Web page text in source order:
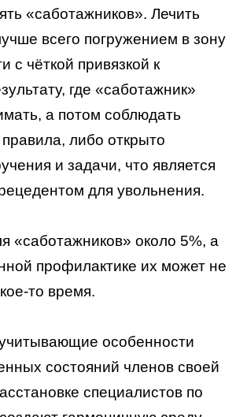
«саботажников». Лечить
всего погружением в зону
с чёткой привязкой к
где «саботажник»
а потом соблюдать
либо открыто
и задачи, что является
для увольнения.
«саботажников» около 5%, а
профилактике их может не
то время.
особенности
состояний членов своей
специалистов по